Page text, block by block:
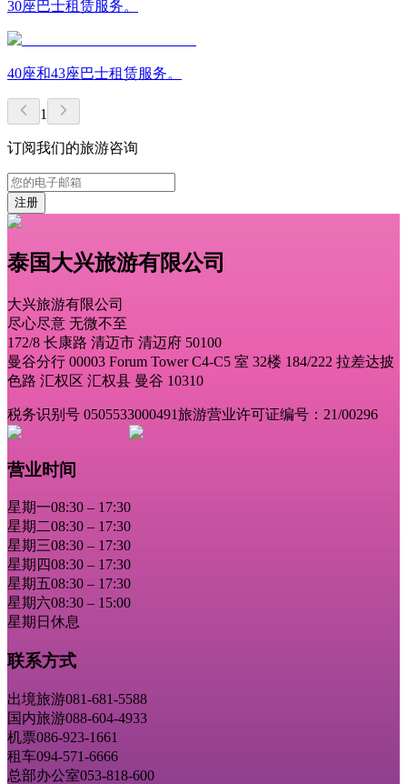
30座巴士租赁服务。
40座和43座巴士租赁服务。
1
订阅我们的旅游咨询
注册
泰国大兴旅游有限公司
大兴旅游有限公司
尽心尽意 无微不至
172/8 长康路 清迈市 清迈府 50100
曼谷分行 00003 Forum Tower C4-C5 室 32楼 184/222 拉差达披
色路 汇权区 汇权县 曼谷 10310
税务识别号 0505533000491旅游营业许可证编号：21/00296
营业时间
星期一08:30 – 17:30
星期二08:30 – 17:30
星期三08:30 – 17:30
星期四08:30 – 17:30
星期五08:30 – 17:30
星期六08:30 – 15:00
星期日 休息
联系方式
出境旅游081-681-5588
国内旅游088-604-4933
机票086-923-1661
租车094-571-6666
总部办公室053-818-600